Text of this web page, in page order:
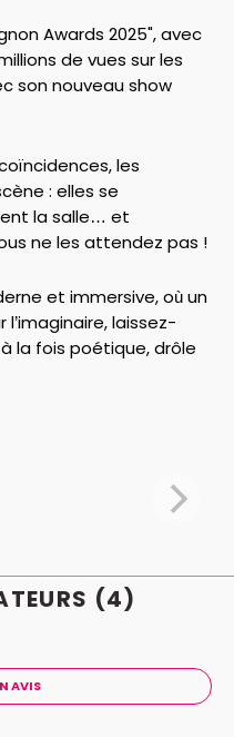
Awards 2025", avec
de vues sur les
son nouveau show
les
: elles se
la salle… et
ne les attendez pas !
et immersive, où un
laissez-
la fois poétique, drôle
(4)
AVIS